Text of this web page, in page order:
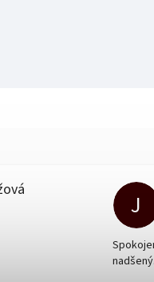
J
nadšený.